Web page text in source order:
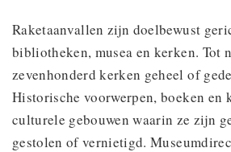
Raketaanvallen zijn doelbewust
bibliotheken, musea en kerken. Tot
zevenhonderd kerken geheel of
Historische voorwerpen, boeken en
culturele gebouwen waarin ze zijn
gestolen of vernietigd.